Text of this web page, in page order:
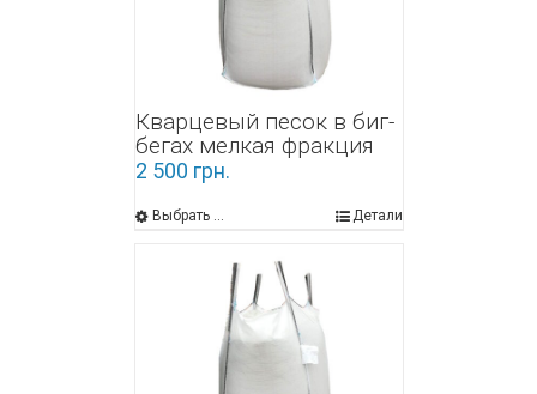
Кварцевый песок в биг-
бегах мелкая фракция
2 500 грн.
Выбрать ... Детали